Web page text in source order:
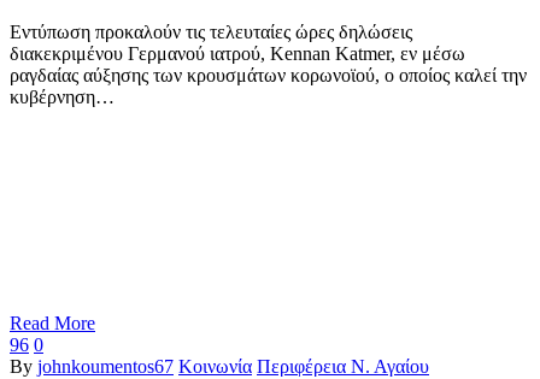
Εντύπωση προκαλούν τις τελευταίες ώρες δηλώσεις
διακεκριμένου Γερμανού ιατρού, Kennan Katmer, εν μέσω
ραγδαίας αύξησης των κρουσμάτων κορωνοϊού, ο οποίος καλεί την
κυβέρνηση…
Read More
96 0
By johnkoumentos67 Κοινωνία Περιφέρεια Ν. Αγαίου